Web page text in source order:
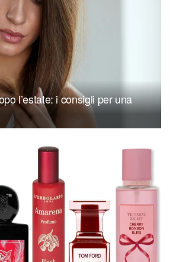
l’estate: i consigli per una